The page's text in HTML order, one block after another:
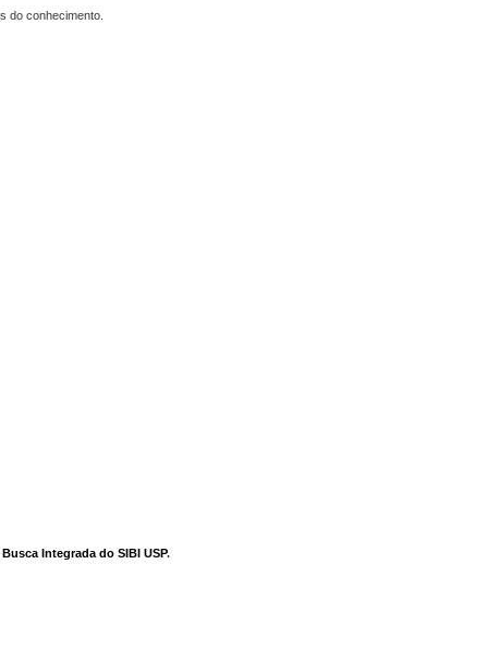
do conhecimento.
Integrada do SIBI USP.